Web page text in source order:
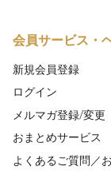
会員サービス・
新規会員登録
ログイン
メルマガ登録/変更
おまとめサービス
よくあるご質問／